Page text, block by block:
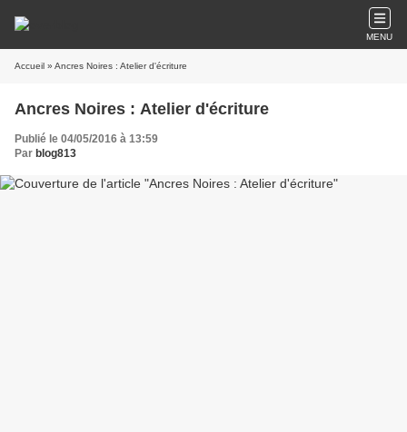
MENU
Accueil » Ancres Noires : Atelier d'écriture
Ancres Noires : Atelier d'écriture
Publié le 04/05/2016 à 13:59
Par blog813